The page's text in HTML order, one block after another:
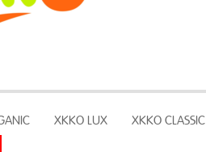
XKKO LUX XKKO CLASSIC